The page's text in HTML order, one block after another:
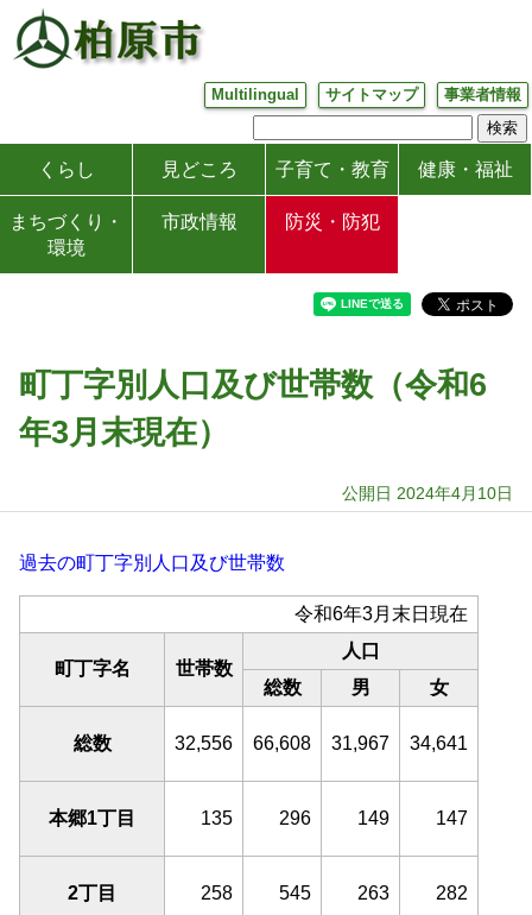
Multilingual サイトマップ 事業者情報
くらし 見どころ 子育て・教育 健康・福祉
まちづくり・
環境
市政情報 防災・防犯
町丁字別人口及び世帯数（令和6
年3月末現在）
公開日 2024年4月10日
過去の町丁字別人口及び世帯数
令和6年3月末日現在
町丁字名 世帯数
人口
総数
男 女
総数 32,556 66,608 31,967 34,641
本郷1丁目 135 296 149 147
2丁目 258 545 263 282